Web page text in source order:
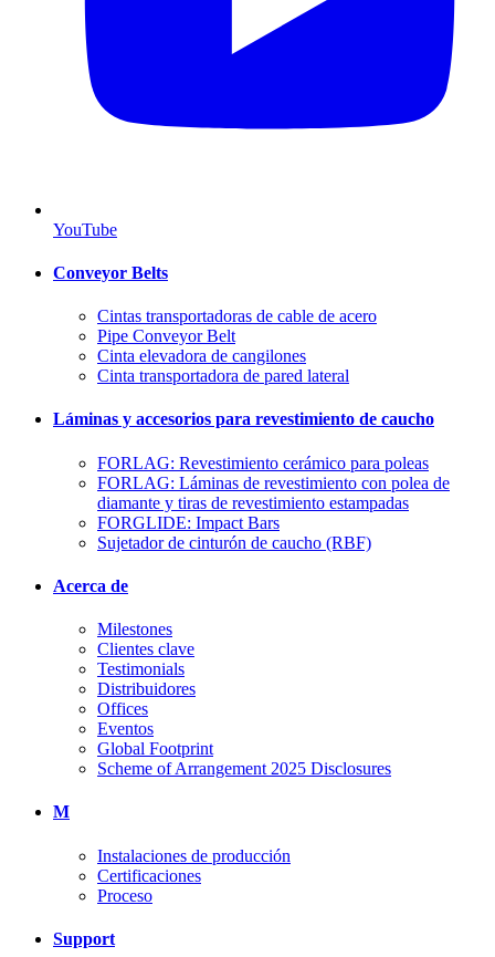
YouTube
Conveyor Belts
Cintas transportadoras de cable de acero
Pipe Conveyor Belt
Cinta elevadora de cangilones
Cinta transportadora de pared lateral
Láminas y accesorios para revestimiento de caucho
FORLAG: Revestimiento cerámico para poleas
FORLAG: Láminas de revestimiento con polea de
diamante y tiras de revestimiento estampadas
FORGLIDE: Impact Bars
Sujetador de cinturón de caucho (RBF)
Acerca de
Milestones
Clientes clave
Testimonials
Distribuidores
Offices
Eventos
Global Footprint
Scheme of Arrangement 2025 Disclosures
M
Instalaciones de producción
Certificaciones
Proceso
Support